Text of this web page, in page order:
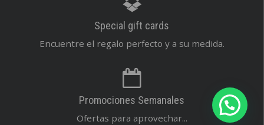
Special gift cards
Encuentre el regalo perfecto y a su medida.
Promociones Semanales
Ofertas para aprovechar...